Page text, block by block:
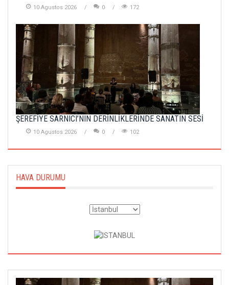
10 Agustos 2026 0 172
ŞEREFİYE SARNICI’NIN DERİNLİKLERİNDE SANATIN SESİ
10 Agustos 2026 0 102
HAVA DURUMU